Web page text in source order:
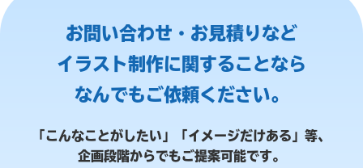
お問い合わせ・お見積りなど
イラスト制作に関することなら
なんでもご依頼ください。
「こんなことがしたい」「イメージだけある」等、
企画段階からでもご提案可能です。